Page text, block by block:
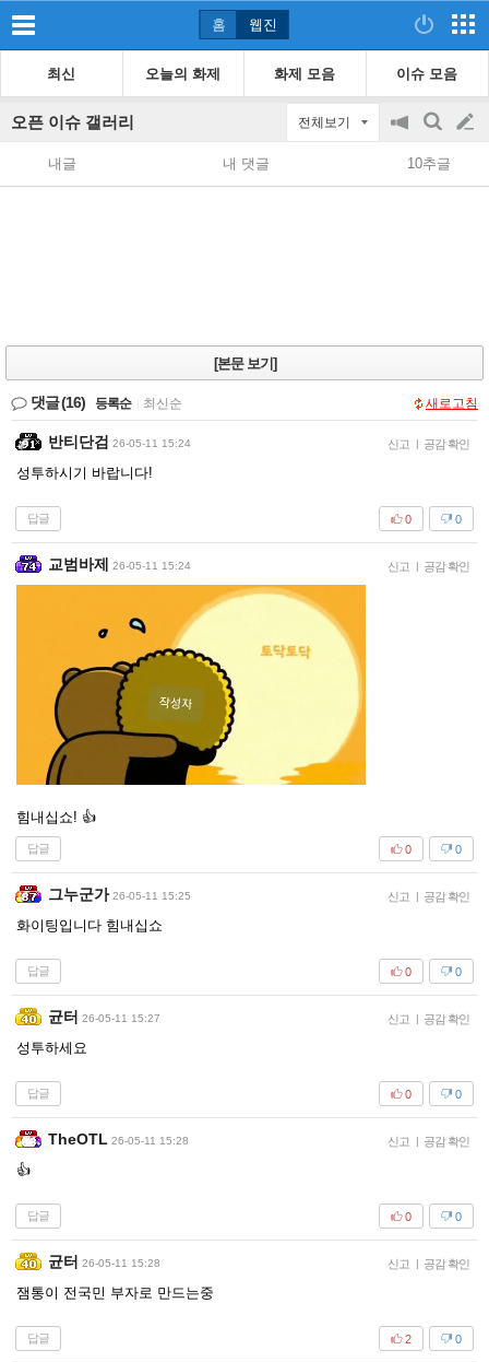
홈 웹진
최신 오늘의 화제 화제 모음 이슈 모음
오픈 이슈 갤러리 전체보기
공
지
on/off
검
색
글
쓰
내글 내 댓글 10추글
[본문 보기]
댓글(16) 등록순 최신순 새로고침
반티단검 26-05-11 15:24 신고 | 공감 확인
성투하시기 바랍니다!
답글 0
0
교범바제 26-05-11 15:24 신고 | 공감 확인
힘내십쇼! 👍
답글 0
0
그누군가 26-05-11 15:25 신고 | 공감 확인
화이팅입니다 힘내십쇼
답글 0
0
균터 26-05-11 15:27 신고 | 공감 확인
성투하세요
답글 0
0
TheOTL 26-05-11 15:28 신고 | 공감 확인
👍
답글 0
0
균터 26-05-11 15:28 신고 | 공감 확인
잼통이 전국민 부자로 만드는중
답글 0
2